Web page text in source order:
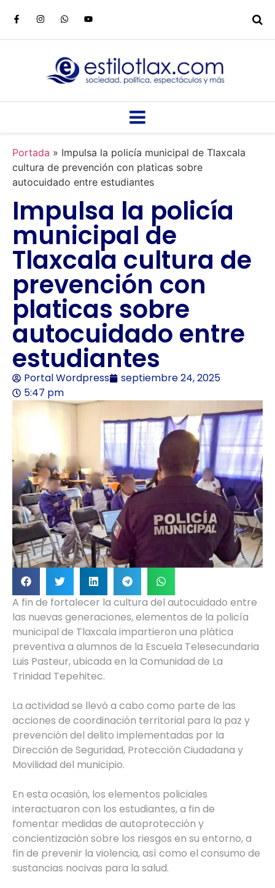
Portada » Impulsa la policía municipal de Tlaxcala
cultura de prevención con platicas sobre
autocuidado entre estudiantes
Impulsa la policía
municipal de
Tlaxcala cultura de
prevención con
platicas sobre
autocuidado entre
estudiantes
Portal Wordpress
septiembre 24, 2025
5:47 pm
A fin de fortalecer la cultura del autocuidado entre
las nuevas generaciones, elementos de la policía
municipal de Tlaxcala impartieron una plática
preventiva a alumnos de la Escuela Telesecundaria
Luis Pasteur, ubicada en la Comunidad de La
Trinidad Tepehitec.
La actividad se llevó a cabo como parte de las
acciones de coordinación territorial para la paz y
prevención del delito implementadas por la
Dirección de Seguridad, Protección Ciudadana y
Movilidad del municipio.
En esta ocasión, los elementos policiales
interactuaron con los estudiantes, a fin de
fomentar medidas de autoprotección y
concientización sobre los riesgos en su entorno, a
fin de prevenir la violencia, así como el consumo de
sustancias nocivas para la salud.